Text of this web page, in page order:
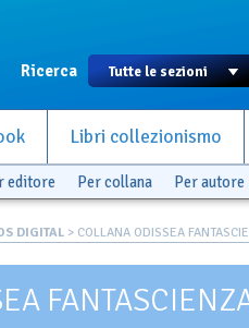
Ricerca
Libri collezionismo
editore Per collana Per autore
DIGITAL > COLLANA ODISSEA